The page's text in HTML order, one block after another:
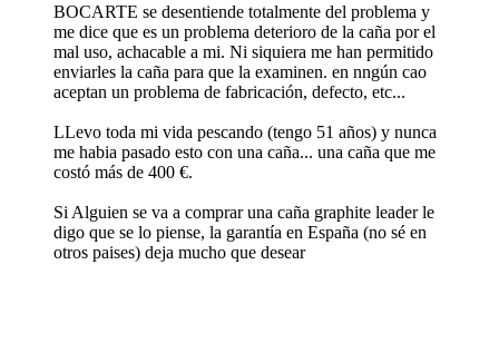
BOCARTE se desentiende totalmente del problema y
me dice que es un problema deterioro de la caña por el
mal uso, achacable a mi. Ni siquiera me han permitido
enviarles la caña para que la examinen. en nngún cao
aceptan un problema de fabricación, defecto, etc...
LLevo toda mi vida pescando (tengo 51 años) y nunca
me habia pasado esto con una caña... una caña que me
costó más de 400 €.
Si Alguien se va a comprar una caña graphite leader le
digo que se lo piense, la garantía en España (no sé en
otros paises) deja mucho que desear